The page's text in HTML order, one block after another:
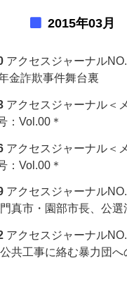
2015年03月
アクセスジャーナル
金詐欺事件舞台裏
アクセスジャーナル＜
：Vol.00＊
アクセスジャーナル＜
：Vol.00＊
アクセスジャーナル
真市・園部市長、公選
アクセスジャーナル
共工事に絡む暴力団へ